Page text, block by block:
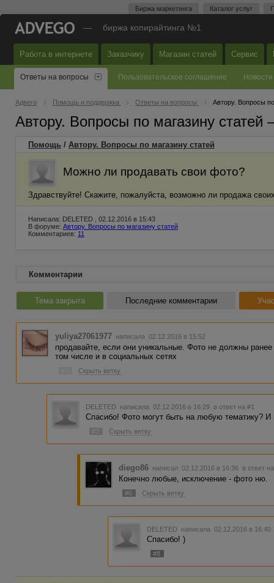
Биржа маркетинга Каталог услуг
— биржа копирайтинга №1
Работа в интернете Заказчику Магазин статей Сервис
Ответы на вопросы Пользовательское соглашение Новости
Адвего Помощь и поддержка Ответы на вопросы Автору. Вопросы
Автору. Вопросы по магазину
Помощь / Автору. Вопросы по магазину статей
Можно ли продавать свои фото?
Здравствуйте! Скажите, пожалуйста, возможно ли продажа
Написала: DELETED , 02.12.2016 в 15:43
В форуме: Автору. Вопросы по магазину статей
Комментариев: 11
Комментарии
Тема закрыта Последние комментарии
yuliya27061977 написала 02.12.2016 в 15:52
продавайте, если они уникальные. Фото не должны ранее
том числе и в социальных сетях
Скрыть ветку
DELETED написала 02.12.2016 в 16:29 в ответ на #1
Спасибо! Фото могут быть на любую тематику? И
Скрыть ветку
diego86 написал 02.12.2016 в 16:36 в ответ
Конечно любые, исключение - фото ню.
#6 Скрыть ветку
DELETED написала 02.12.2016 в
Спасибо! )
#8